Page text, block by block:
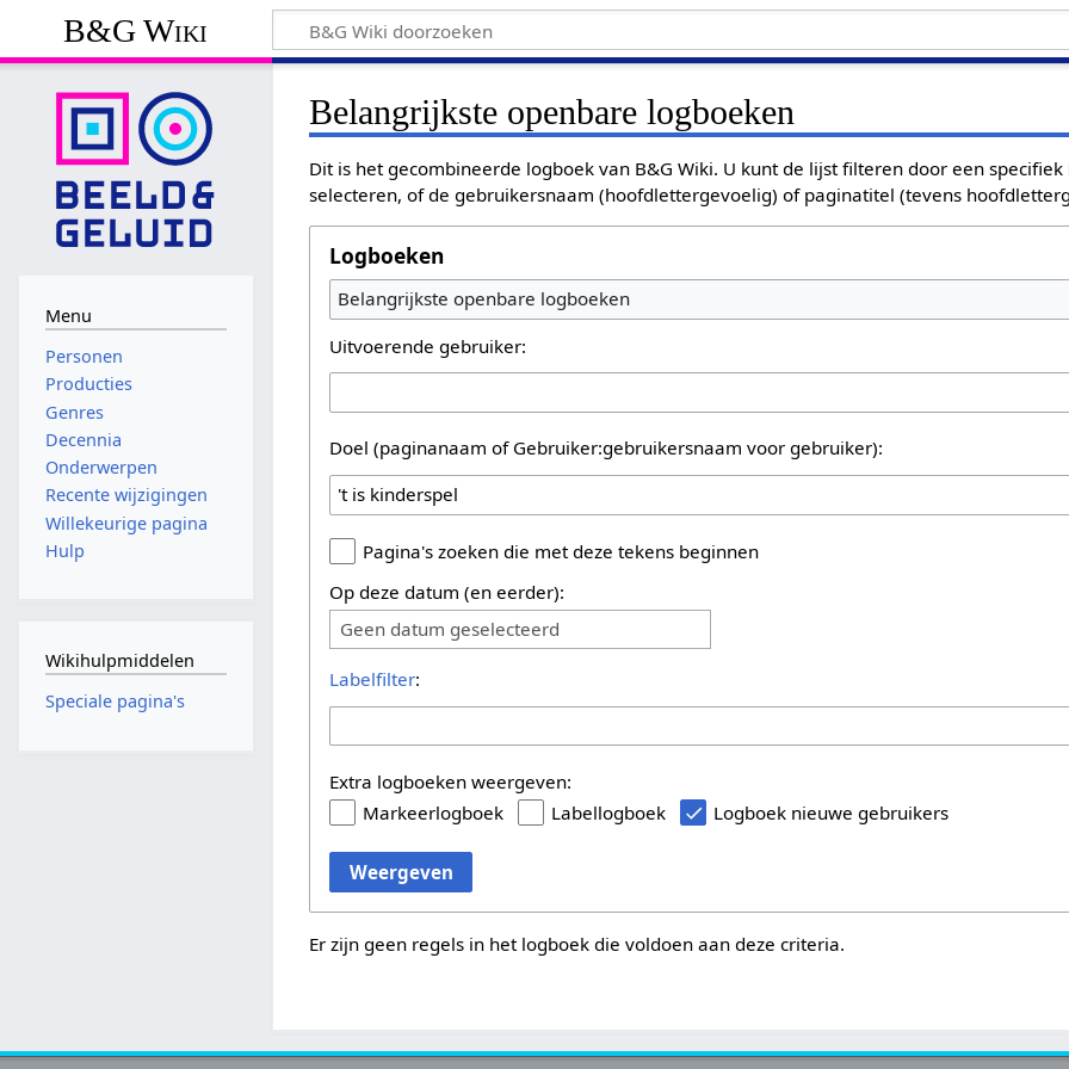
B&G Wiki
Belangrijkste openbare logboeken
Dit is het gecombineerde logboek van B&G Wiki. U kunt de lijst filteren door een
selecteren, of de gebruikersnaam (hoofdlettergevoelig) of paginatitel (tevens
Logboeken
Belangrijkste openbare logboeken
Uitvoerende gebruiker:
Doel (paginanaam of Gebruiker:gebruikersnaam voor gebruiker):
Pagina's zoeken die met deze tekens beginnen
Op deze datum (en eerder):
Geen datum geselecteerd
Labelfilter:
Extra logboeken weergeven:
Markeerlogboek
Labellogboek Logboek nieuwe gebruikers
Weergeven
Er zijn geen regels in het logboek die voldoen aan deze criteria.
Menu
Personen
Producties
Genres
Decennia
Onderwerpen
Recente wijzigingen
Willekeurige pagina
Hulp
Wikihulpmiddelen
Speciale pagina's